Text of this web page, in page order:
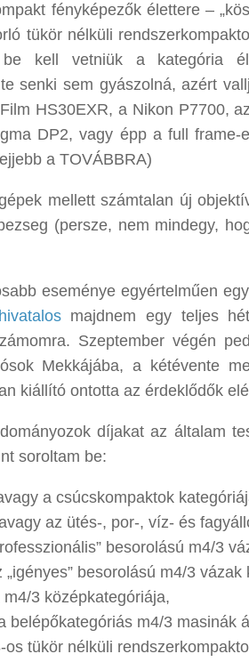
fényképezők élettere –
tükör nélküli
be kell vetniük a kategória
senki sem gyászolná, azért
HS30EXR, a Nikon P7700, az
DP2, vagy épp a full
a TOVÁBBRA)
mellett számtalan új
(persze, nem mindegy,
eseménye egyértelműen
majdnem egy teljes
Szeptember végén
Mekkájába, a kétévente
kiállító ontotta az érdeklődők
díjakat az általam
soroltam be:
a csúcskompaktok
az ütés-, por-, víz- és
besorolású m4/3
„igényes” besorolású m4/3 vázak
m4/3 középkategóriája,
belépőkategóriás m4/3 masinák
os tükör nélküli